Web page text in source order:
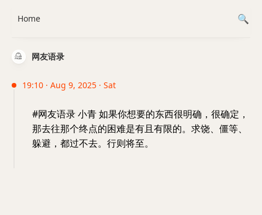
网友语录
19:10 · Aug 9, 2025 · Sat
#网友语录 小青 如果你想要的东西很明确，很确定，
那去往那个终点的困难是有且有限的。求饶、僵等、
躲避，都过不去。行则将至。
Home